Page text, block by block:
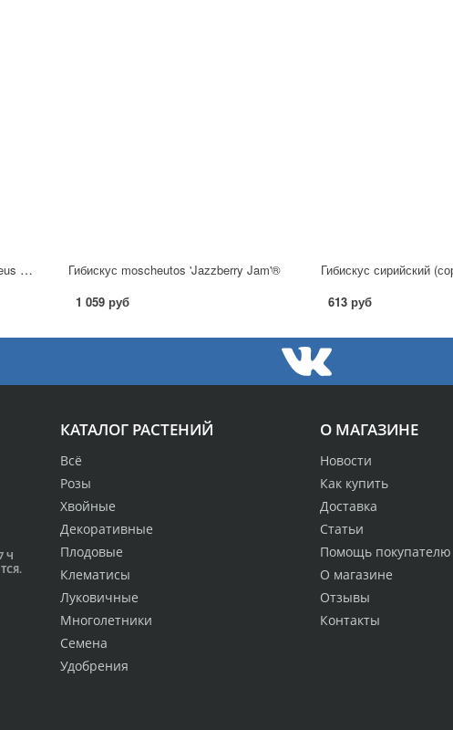
Гибискус сирийский (сорт 'Purpureus Variegatus')
Гибискус moscheutos 'Jazzberry Jam'®
1 059 руб
613 руб
О МАГАЗИНЕ
Новости
Как купить
Доставка
Статьи
Помощь покупателю
О магазине
Отзывы
Контакты
КАТАЛОГ РАСТЕНИЙ
Всё
Розы
Хвойные
Декоративные
Плодовые
Клематисы
Луковичные
Многолетники
Семена
Удобрения
Ч